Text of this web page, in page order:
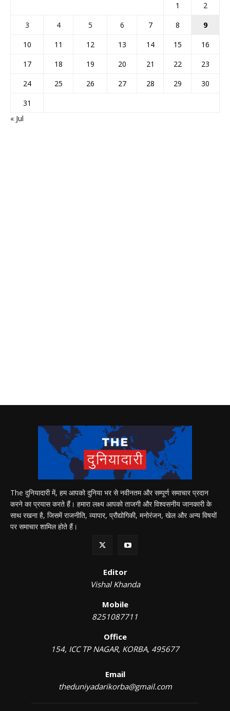
1
2
3
4 5 6 7 8
9
10
11 12 13 14 15
16
17
18 19 20 21 22
23
24
25 26 27 28 29
30
31
« Jul
The दुनियादारी में, हम आपको दुनिया भर से नवीनतम और सम्पूर्ण समाचार प्रदान
करने का प्रयास करते हैं। हमारा लक्ष्य आपको ताजगी और विश्वसनीय जानकारी के
साथ रखना है, जिसमें राजनीति, व्यापार, प्रौद्योगिकी, मनोरंजन, खेल और अन्य विषयों
पर समाचार शामिल होते हैं।
Editor
Vishal Khanda
Mobile
8251087711
Office
154, ICC TP NAGAR, KORBA, 495677
Email
theduniyadarikorba@gmail.com